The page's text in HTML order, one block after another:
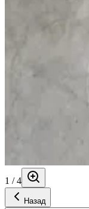
1 /4
Назад